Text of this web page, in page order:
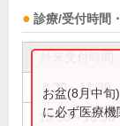
診療/受付時間
8:30～11:30
13:30～16:30
お盆(8月中旬
に必ず医療機